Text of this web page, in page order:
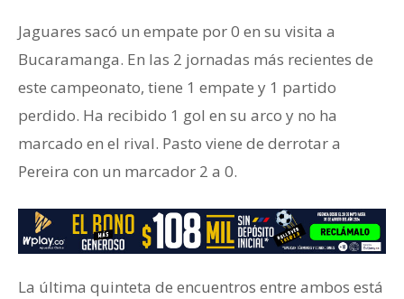
Jaguares sacó un empate por 0 en su visita a
Bucaramanga. En las 2 jornadas más recientes de
este campeonato, tiene 1 empate y 1 partido
perdido. Ha recibido 1 gol en su arco y no ha
marcado en el rival. Pasto viene de derrotar a
Pereira con un marcador 2 a 0.
La última quinteta de encuentros entre ambos está